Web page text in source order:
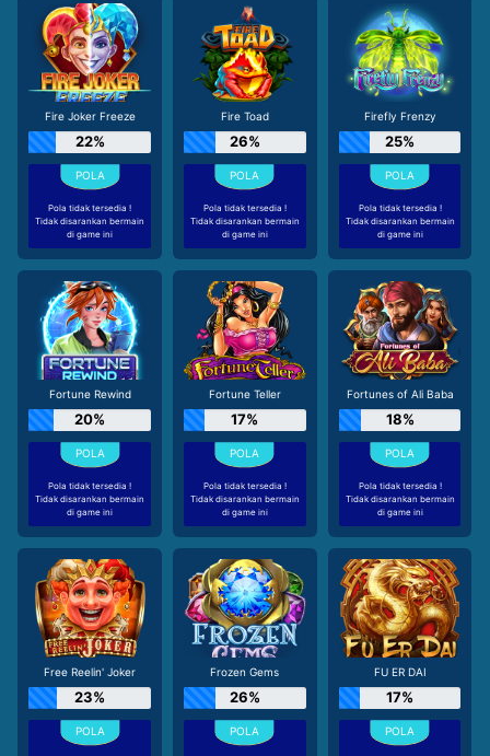
Fire Joker Freeze
22%
Pola tidak tersedia !
Tidak disarankan bermain
di game ini
Fire Toad
26%
Pola tidak tersedia !
Tidak disarankan bermain
di game ini
Firefly Frenzy
25%
Pola tidak tersedia !
Tidak disarankan bermain
di game ini
Fortune Rewind
20%
Pola tidak tersedia !
Tidak disarankan bermain
di game ini
Fortune Teller
17%
Pola tidak tersedia !
Tidak disarankan bermain
di game ini
Fortunes of Ali Baba
18%
Pola tidak tersedia !
Tidak disarankan bermain
di game ini
Free Reelin' Joker
23%
Frozen Gems
26%
FU ER DAI
17%